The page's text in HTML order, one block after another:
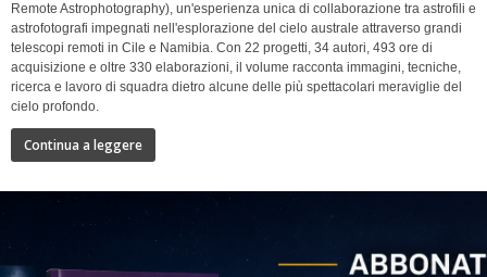
Remote Astrophotography), un'esperienza unica di collaborazione tra astrofili e
astrofotografi impegnati nell'esplorazione del cielo australe attraverso grandi
telescopi remoti in Cile e Namibia. Con 22 progetti, 34 autori, 493 ore di
acquisizione e oltre 330 elaborazioni, il volume racconta immagini, tecniche,
ricerca e lavoro di squadra dietro alcune delle più spettacolari meraviglie del
cielo profondo.
Continua a leggere